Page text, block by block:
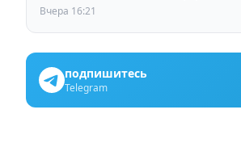
Вчера 16:21
подпишитесь
Telegram